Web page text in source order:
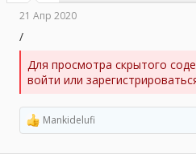
21 Апр 2020
/
Для просмотра скрытого
войти или
Р
е
а
Mankidelufi